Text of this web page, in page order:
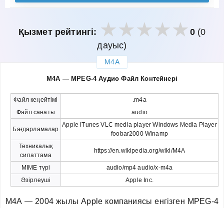
Қызмет рейтингі: 0(0
дауыс)
M4A
M4A — MPEG-4 Аудио Файл Контейнері
Файл кеңейтімі
.m4a
Файл санаты
audio
Бағдарламалар
Apple iTunes VLC media player Windows Media Player
foobar2000 Winamp
Техникалық
сипаттама
https://en.wikipedia.org/wiki/M4A
MIME түрі
audio/mp4 audio/x-m4a
Әзірлеуші
Apple Inc.
M4A — 2004 жылы Apple компаниясы енгізген MPEG-4